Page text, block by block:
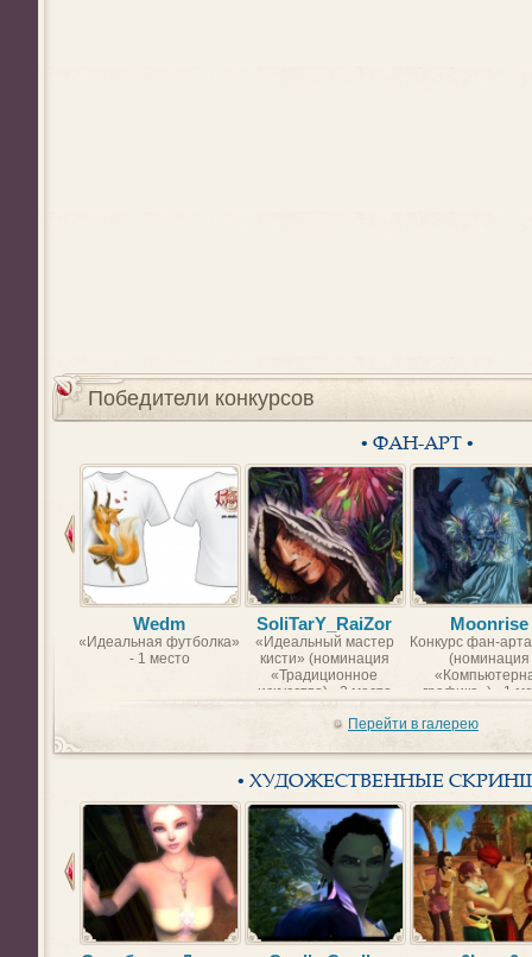
Победители конкурсов
• ФАН-АРТ •
Wedm
«Идеальная футболка»
- 1 место
SoliTarY_RaiZor
«Идеальный мастер
кисти» (номинация
«Традиционное
искусство) - 2 место
Moonrise
Конкурс фан-
(номинация
графика») - 1
Перейти в галерею
• ХУДОЖЕСТВЕННЫЕ